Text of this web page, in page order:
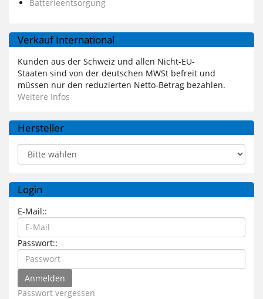
Batterieentsorgung
Verkauf International
Kunden aus der Schweiz und allen Nicht-EU-
Staaten sind von der deutschen MWSt befreit und
müssen nur den reduzierten Netto-Betrag bezahlen.
Weitere Infos
Hersteller
Login
E-Mail::
Passwort::
Passwort vergessen